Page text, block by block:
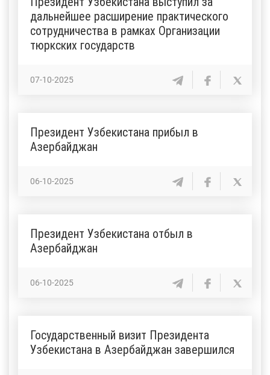
дальнейшее расширение практического
сотрудничества в рамках Организации
тюркских государств
07-10-2025
Президент Узбекистана прибыл в
Азербайджан
06-10-2025
Президент Узбекистана отбыл в
Азербайджан
06-10-2025
Государственный визит Президента
Узбекистана в Азербайджан завершился